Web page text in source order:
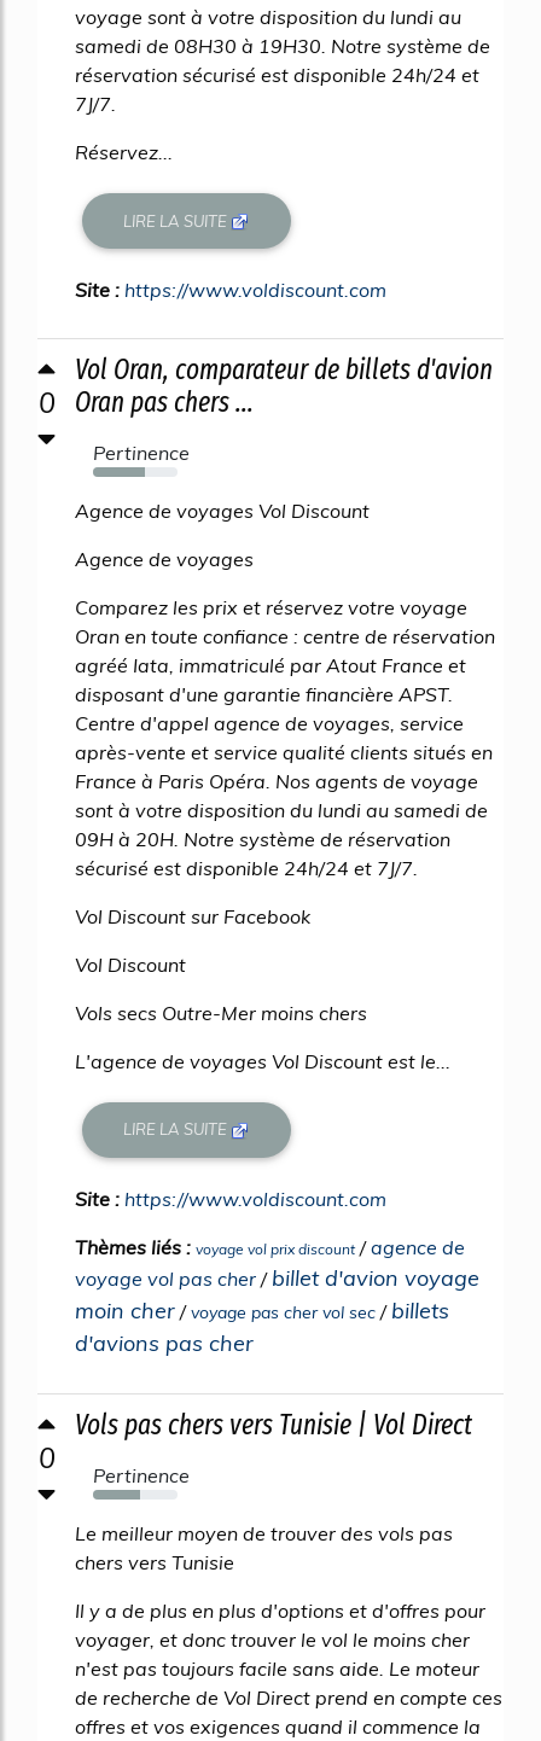
voyage sont à votre disposition du lundi au
samedi de 08H30 à 19H30. Notre système de
réservation sécurisé est disponible 24h/24 et
7J/7.
Réservez...
LIRE LA SUITE
Site : https://www.voldiscount.com
0
Vol Oran, comparateur de billets d'avion
Oran pas chers ...
Pertinence
61%
Agence de voyages Vol Discount
Agence de voyages
Comparez les prix et réservez votre voyage
Oran en toute confiance : centre de réservation
agréé Iata, immatriculé par Atout France et
disposant d'une garantie financière APST.
Centre d'appel agence de voyages, service
après-vente et service qualité clients situés en
France à Paris Opéra. Nos agents de voyage
sont à votre disposition du lundi au samedi de
09H à 20H. Notre système de réservation
sécurisé est disponible 24h/24 et 7J/7.
Vol Discount sur Facebook
Vol Discount
Vols secs Outre-Mer moins chers
L'agence de voyages Vol Discount est le...
LIRE LA SUITE
Site : https://www.voldiscount.com
Thèmes liés : voyage vol prix discount/agence de
voyage vol pas cher / billet d'avion voyage
moin cher /voyage pas cher vol sec / billets
d'avions pas cher
0
Vols pas chers vers Tunisie | Vol Direct
Pertinence
56%
Le meilleur moyen de trouver des vols pas
chers vers Tunisie
Il y a de plus en plus d'options et d'offres pour
voyager, et donc trouver le vol le moins cher
n'est pas toujours facile sans aide. Le moteur
de recherche de Vol Direct prend en compte ces
offres et vos exigences quand il commence la